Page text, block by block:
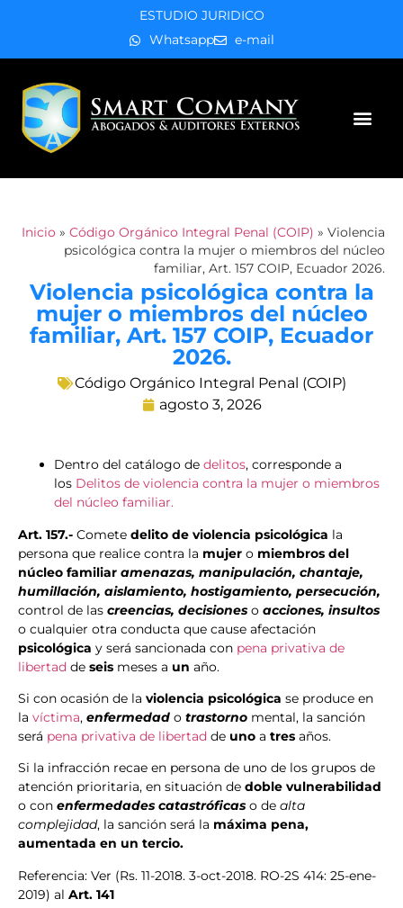
ESTUDIO JURIDICO
Whatsapp
e-mail
Inicio » Código Orgánico Integral Penal (COIP) » Violencia
psicológica contra la mujer o miembros del núcleo
familiar, Art. 157 COIP, Ecuador 2026.
Violencia psicológica contra la
mujer o miembros del núcleo
familiar, Art. 157 COIP, Ecuador
2026.
Código Orgánico Integral Penal (COIP)
agosto 3, 2026
Dentro del catálogo de delitos, corresponde a
los Delitos de violencia contra la mujer o miembros
del núcleo familiar.
Art. 157.- Comete delito de violencia psicológica la
persona que realice contra la mujer o miembros del
núcleo familiar amenazas, manipulación, chantaje,
humillación, aislamiento, hostigamiento, persecución,
control de las creencias, decisiones o acciones, insultos
o cualquier otra conducta que cause afectación
psicológica y será sancionada con pena privativa de
libertad de seis meses a un año.
Si con ocasión de la violencia psicológica se produce en
la víctima, enfermedad o trastorno mental, la sanción
será pena privativa de libertad de uno a tres años.
Si la infracción recae en persona de uno de los grupos de
atención prioritaria, en situación de doble vulnerabilidad
o con enfermedades catastróficas o de alta
complejidad, la sanción será la máxima pena,
aumentada en un tercio.
Referencia: Ver (Rs. 11-2018. 3-oct-2018. RO-2S 414: 25-ene-
2019) al Art. 141